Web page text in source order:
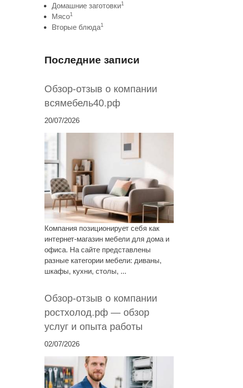
Домашние заготовки1
Мясо1
Вторые блюда1
Последние записи
Обзор-отзыв о компании
всямебель40.рф
20/07/2026
Компания позиционирует себя как
интернет-магазин мебели для дома и
офиса. На сайте представлены
разные категории мебели: диваны,
шкафы, кухни, столы, ...
Обзор-отзыв о компании
ростхолод.рф — обзор
услуг и опыта работы
02/07/2026